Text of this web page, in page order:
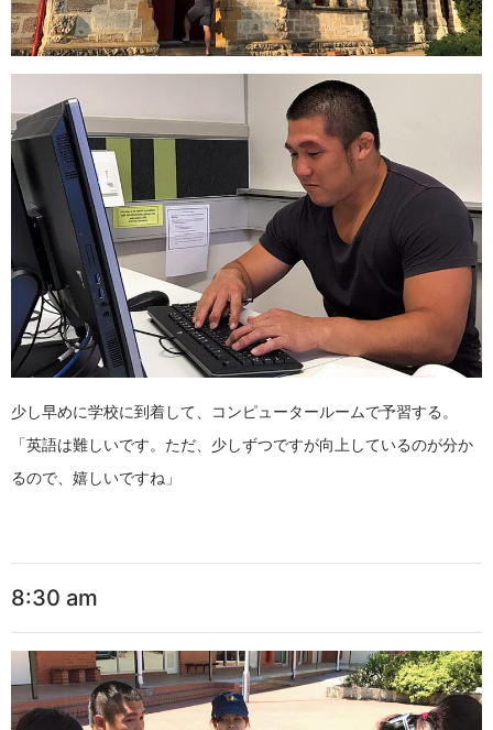
少し早めに学校に到着して、コンピュータールームで予習する。
「英語は難しいです。ただ、少しずつですが向上しているのが分か
るので、嬉しいですね」
8:30 am